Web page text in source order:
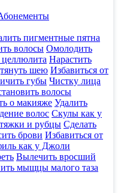
пигментные пятна
волосы Омолодить
целлюлита Нарастить
шею Избавиться от
губы Чистку лица
волосы
о макияже Удалить
волос Скулы как у
и рубцы Сделать
брови Избавиться от
как у Джоли
Вылечить вросший
мыщцы малого таза